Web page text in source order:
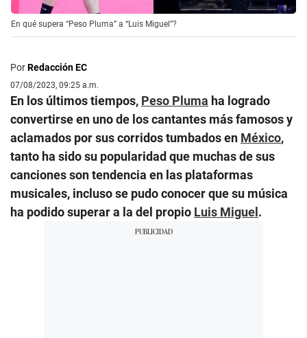
En qué supera “Peso Pluma” a “Luis Miguel”?
PorRedacción EC
07/08/2023, 09:25 a.m.
En los últimos tiempos, Peso Pluma ha logrado
convertirse en uno de los cantantes más famosos y
aclamados por sus corridos tumbados en México,
tanto ha sido su popularidad que muchas de sus
canciones son tendencia en las plataformas
musicales, incluso se pudo conocer que su música
ha podido superar a la del propio Luis Miguel .